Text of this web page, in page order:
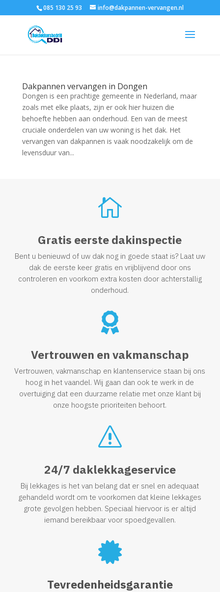
085 130 25 93 info@dakpannen-vervangen.nl
Dakpannen vervangen in Dongen
Dongen is een prachtige gemeente in Nederland, maar
zoals met elke plaats, zijn er ook hier huizen die
behoefte hebben aan onderhoud. Een van de meest
cruciale onderdelen van uw woning is het dak. Het
vervangen van dakpannen is vaak noodzakelijk om de
levensduur van...

Gratis eerste dakinspectie
Bent u benieuwd of uw dak nog in goede staat is? Laat uw
dak de eerste keer gratis en vrijblijvend door ons
controleren en voorkom extra kosten door achterstallig
onderhoud.

Vertrouwen en vakmanschap
Vertrouwen, vakmanschap en klantenservice staan bij ons
hoog in het vaandel. Wij gaan dan ook te werk in de
overtuiging dat een duurzame relatie met onze klant bij
onze hoogste prioriteiten behoort.
s
24/7 daklekkageservice
Bij lekkages is het van belang dat er snel en adequaat
gehandeld wordt om te voorkomen dat kleine lekkages
grote gevolgen hebben. Speciaal hiervoor is er altijd
iemand bereikbaar voor spoedgevallen.

Tevredenheidsgarantie